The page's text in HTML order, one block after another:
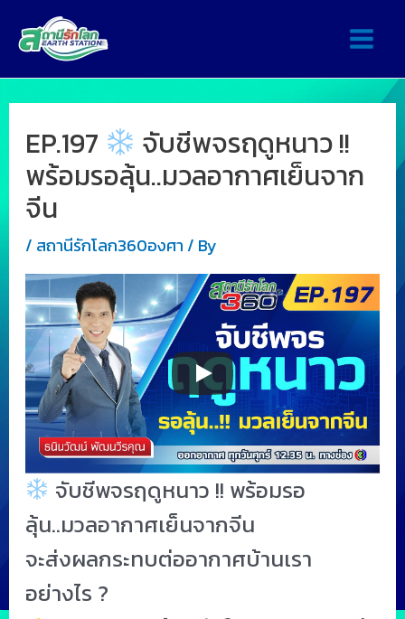
EP.197
จับชีพจรฤดูหนาว !!
พร้อมรอลุ้น..มวลอากาศเย็นจาก
จีน
/ สถานีรักโลก360องศา / By
จับชีพจรฤดูหนาว !! พร้อมรอ
ลุ้น..มวลอากาศเย็นจากจีน
จะส่งผลกระทบต่ออากาศบ้านเรา
อย่างไร ?